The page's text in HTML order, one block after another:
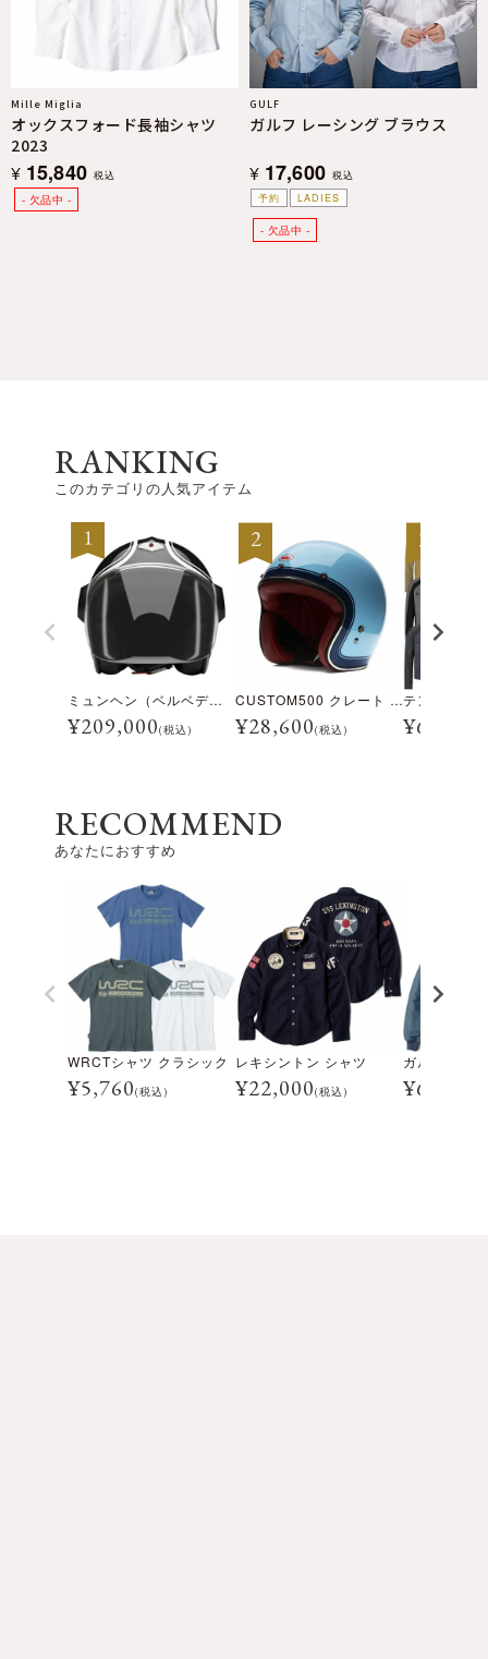
Mille Miglia
オックスフォード長袖シャツ
2023
¥ 15,840 税込
予約
LADIES
GULF
ガルフ レーシング ブラウス
¥ 17,600 税込
RANKING
このカテゴリの人気アイテム
ミュンヘン（ベルベデーレ）
¥209,000(税込)
CUSTOM500 クレート アイスブルー
¥28,600(税込) ¥69,300
RECOMMEND
あなたにおすすめ
WRCTシャツ クラシック
¥5,760(税込)
レキシントン シャツ
¥22,000(税込) ¥66,000